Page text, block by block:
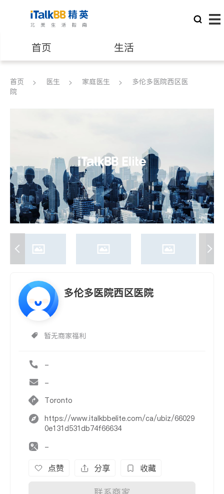
首页 生活
医生 律师
建筑装修
首页 医生 家庭医生
多伦多医院西区医
院
多伦多医院西区医院
暂无商家福利
-
-
Toronto
https://www.italkbbelite.com/ca/ubiz/66029
0e131d531db74f66634
-
点赞 分享 收藏